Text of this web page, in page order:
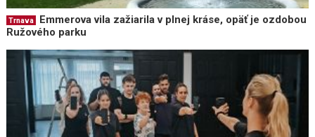
Trnava
Emmerova vila zažiarila v plnej kráse, opäť je ozdobou
Ružového parku